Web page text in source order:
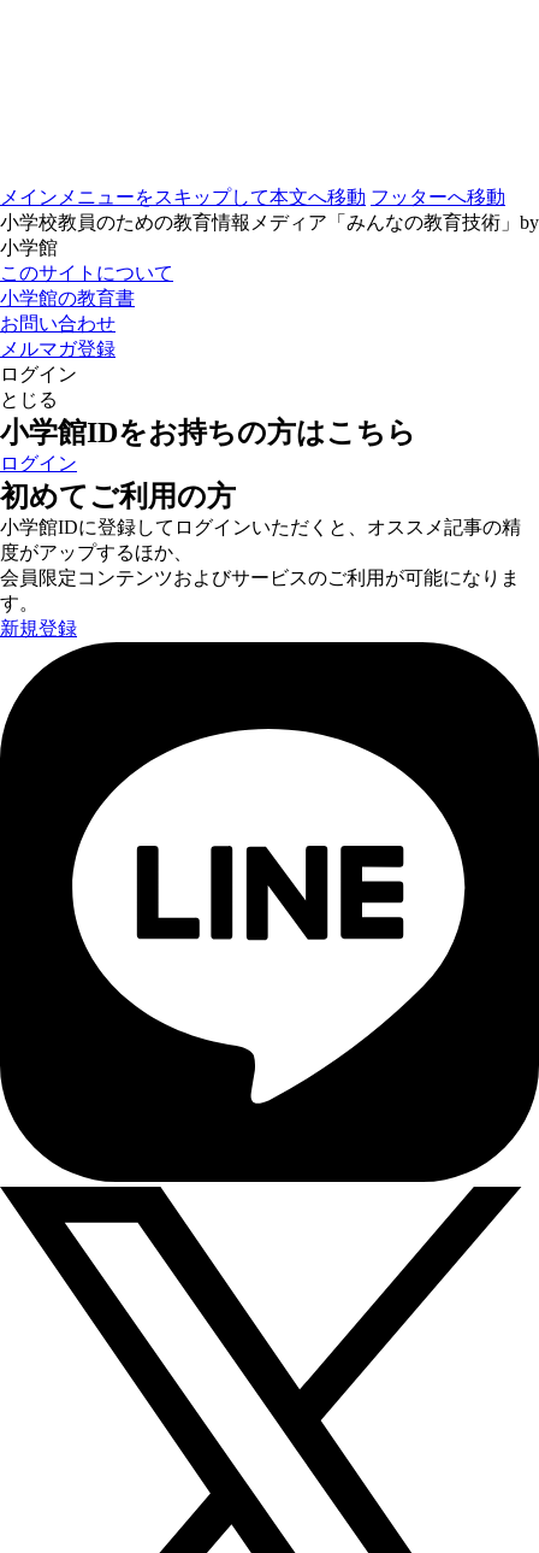
メインメニューをスキップして本文へ移動 フッターへ移動
小学校教員のための教育情報メディア「みんなの教育技術」by
小学館
このサイトについて
小学館の教育書
お問い合わせ
メルマガ登録
ログイン
とじる
小学館IDをお持ちの方はこちら
ログイン
初めてご利用の方
小学館IDに登録してログインいただくと、オススメ記事の精
度がアップするほか、
会員限定コンテンツおよびサービスのご利用が可能になりま
す。
新規登録